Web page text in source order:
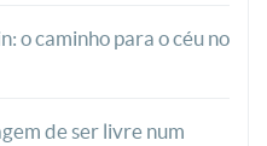
o caminho para o céu no
de ser livre num